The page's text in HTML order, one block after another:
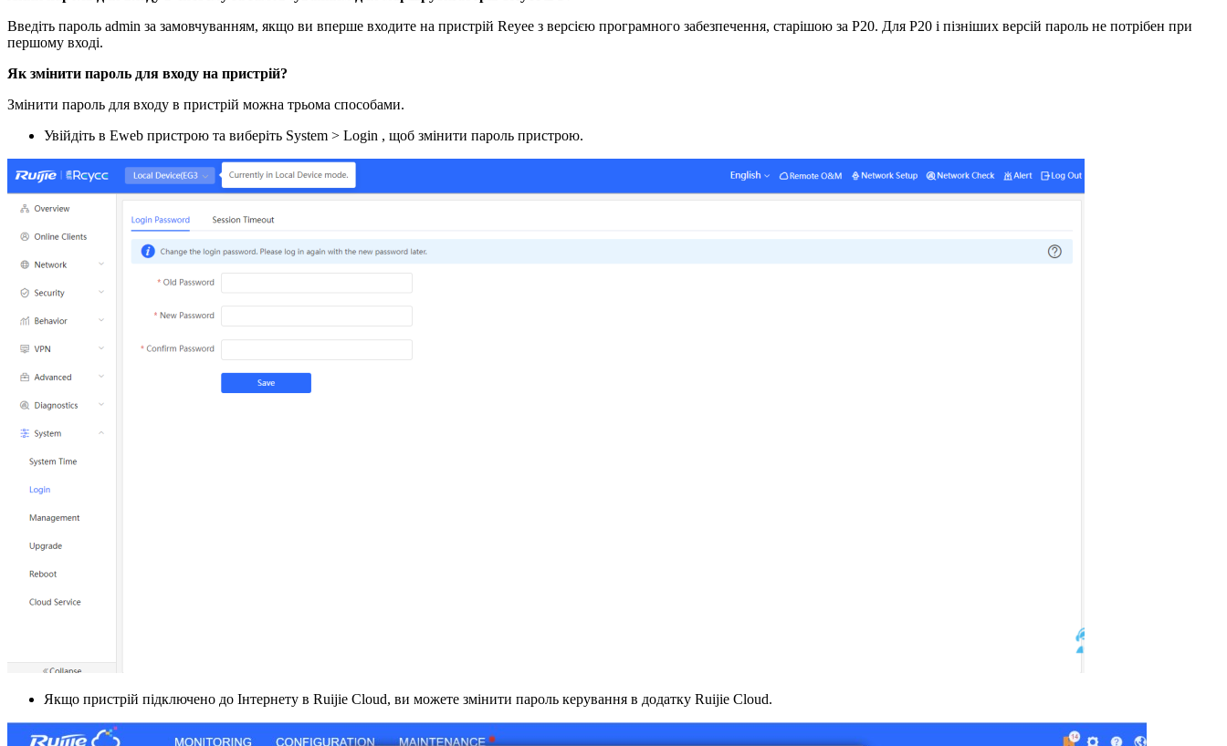
Введіть пароль admin за замовчуванням, якщо ви вперше входите на пристрій Reyee з версією програмного забезпечення, старішою за P20. Для P20 і пізніших версій пароль не потрібен при
першому вході.
Як змінити пароль для входу на пристрій?
Змінити пароль для входу в пристрій можна трьома способами.
Увійдіть в Eweb пристрою та виберіть System > Login , щоб змінити пароль пристрою.
Якщо пристрій підключено до Інтернету в Ruijie Cloud, ви можете змінити пароль керування в додатку Ruijie Cloud.